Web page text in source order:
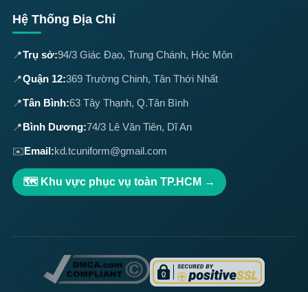
Hệ Thống Địa Chỉ
📍Trụ sở:94/3 Giác Đạo, Trung Chánh, Hóc Môn
📍Quận 12:369 Trường Chinh, Tân Thới Nhất
📍Tân Bình:63 Tây Thạnh, Q.Tân Bình
📍 Bình Dương:74/3 Lê Văn Tiên, Dĩ An
✉️ Email:kd.tcuniform@gmail.com
🗺️ Khu vực phục vụ toàn TP.HCM →